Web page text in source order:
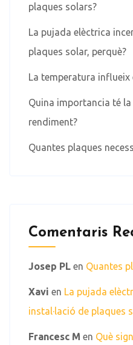
plaques solars?
La pujada elèctrica
plaques solar, perquè?
La temperatura influeix
Quina importancia té
rendiment?
Quantes plaques
Comentaris
Josep PL en Quantes
Xavi en La pujada
instal·lació de plaques
Francesc M en Què